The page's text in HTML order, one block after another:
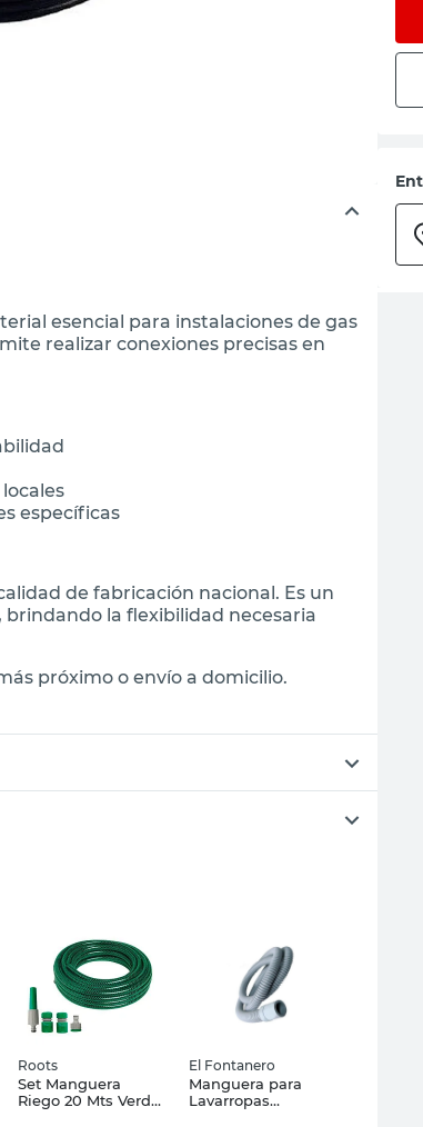
esencial para instalaciones de gas
realizar conexiones precisas en
específicas
de fabricación nacional. Es un
la flexibilidad necesaria
próximo o envío a domicilio.
Roots
Set Manguera
Riego 20 Mts Verde
El Fontanero
Manguera para
Lavarropas